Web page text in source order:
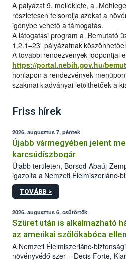
A pályázat 9. melléklete, a
részletesen felsorolja azokat a
igénybe vehető a támogatás.
A látogatási program a „Bemutató
1.2.1–23” pályázatnak
A további rendezvények időpontjai
https://portal.nebih.gov.hu/
honlapon a rendezvények
szakmai kiadványai letölthetőek a
Friss hírek
2026. augusztus 7, péntek
Újabb vármegyében jelent
karcsúdíszbogár
Újabb területen, Borsod-Abaúj-
igazolta a Nemzeti Élelmiszerlánc-
kőrisrontó karcsúdíszbogár (Agrilus
kártevőt nem csak színcsapdában
az intenzív felderítést, emellett az
hatósággal is összehangolják a
TOVÁBB >
2026. augusztus 6, csütörtök
Szüret után is alkalmazható
az amerikai szőlőkabóca ellen
A Nemzeti Élelmiszerlánc-
növényvédő szer – Decis Forte,